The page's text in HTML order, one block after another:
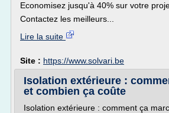
Economisez jusqu'à 40% sur votre
Contactez les meilleurs...
Lire la suite
Site : https://www.solvari.be
Isolation extérieure :
et combien ça coûte
Isolation extérieure : comment ça